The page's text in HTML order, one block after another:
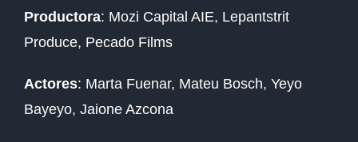
Productora: Mozi Capital AIE, Lepantstrit
Produce, Pecado Films
Actores: Marta Fuenar, Mateu Bosch, Yeyo
Bayeyo, Jaione Azcona